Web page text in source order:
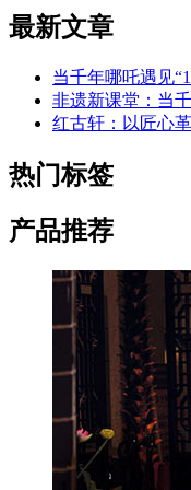
最新文章
当千年哪吒遇见
非遗新课堂：当
红古轩：以匠心
热门标签
产品推荐